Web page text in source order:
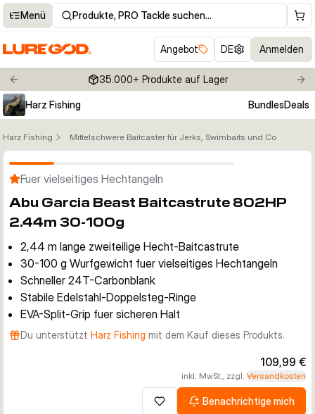
Menü Produkte, PRO Tackle suchen…
Angebot DE Anmelden
Previous slide 35.000+ Produkte auf Lager
Harz Fishing
BundlesDeals
Harz Fishing Mittelschwere Baitcaster für Jerks, Swimbaits und Co
Klicken um Zoom zu aktivieren
Fuer vielseitiges Hechtangeln
Abu Garcia Beast Baitcastrute 802HP
2.44m 30-100g
2,44 m lange zweiteilige Hecht-Baitcastrute
30-100 g Wurfgewicht fuer vielseitiges Hechtangeln
Schneller 24T-Carbonblank
Stabile Edelstahl-Doppelsteg-Ringe
EVA-Split-Grip fuer sicheren Halt
Du unterstützt Harz Fishing mit dem Kauf dieses Produkts.
109,99 €
inkl. MwSt., zzgl. Versandkosten
Zur Wunschliste hinzufügen
Benachrichtige mich